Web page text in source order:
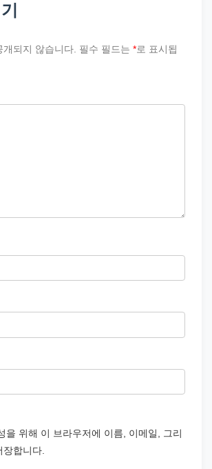
개되지 않습니다. 필수 필드는 *로 표시됩
을 위해 이 브라우저에 이름, 이메일, 그리
합니다.